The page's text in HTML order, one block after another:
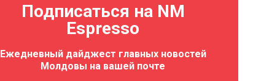
Подписаться на NM
Espresso
Ежедневный дайджест главных новостей
Молдовы на вашей почте